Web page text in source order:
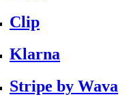
Clip
Klarna
Stripe by Wava